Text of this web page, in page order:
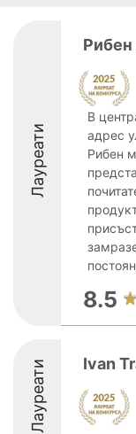
Лауреати
Рибен
В
адрес
Рибен
8.5
Лауреати Ivan